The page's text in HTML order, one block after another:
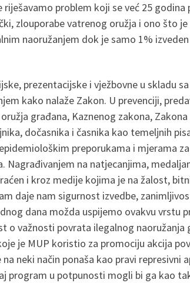
problem koji se već 25 godina
zlouporabe vatrenog oružja i ono što
naoružanjem dok je samo 1%
prezentacijske i vježbovne u skladu
kako nalaže Zakon. U prevenciji,
građana, Kaznenog zakona,
dočasnika i časnika kao temeljnih
preporukama i mjerama
na natjecanjima,
i kroz medije kojima je na žalost,
daje nam sigurnost izvedbe,
dana možda uspijemo ovakvu vrstu
važnosti povrata ilegalnog naoružanja
je MUP koristio za promociju akcija
neki način ponaša kao pravi represivni
program u potpunosti mogli bi ga kao